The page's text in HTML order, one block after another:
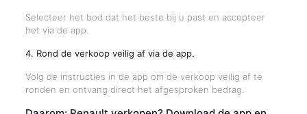
Selecteer het bod dat het beste bij u past en accepteer
het via de app.
4. Rond de verkoop veilig af via de app.
Volg de instructies in de app om de verkoop veilig af te
ronden en ontvang direct het afgesproken bedrag.